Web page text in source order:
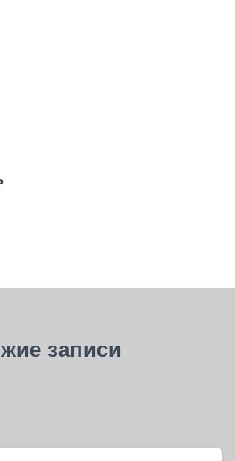
записи